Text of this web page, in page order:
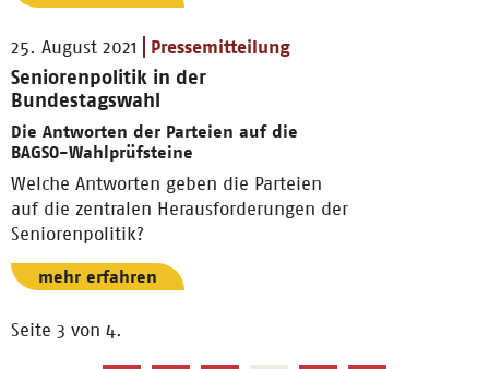
25. August 2021 Pressemitteilung
Seniorenpolitik in der
Bundestagswahl
Die Antworten der Parteien auf die
BAGSO-Wahlprüfsteine
Welche Antworten geben die Parteien
auf die zentralen Herausforderungen der
Seniorenpolitik?
mehr erfahren
Seite 3 von 4.